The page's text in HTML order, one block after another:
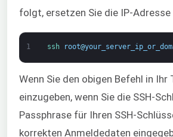
folgt, ersetzen Sie die IP-Adresse
1 ssh root@
Wenn Sie den obigen Befehl in
einzugeben, wenn Sie die SSH-
Passphrase für Ihren SSH-
korrekten Anmeldedaten